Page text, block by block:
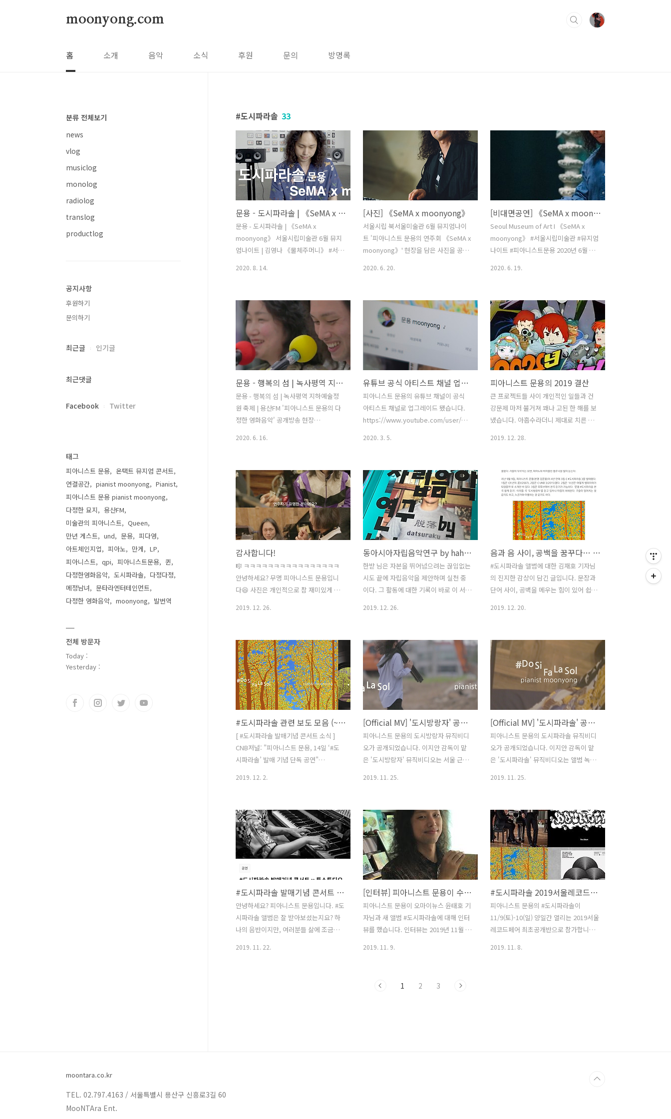
moonyong.com
홈 소개 음악 소식 후원 문의 방명록
도시파라솔 33
문용 - 도시파라솔 | 《SeMA x moonyong》 서울시립미술관 6월 뮤지엄나이트 | 김영나 《물체주머니》
문용 - 도시파라솔 | 《SeMA x
moonyong》 서울시립미술관 6월 뮤지
엄나이트 | 김영나 《물체주머니》 #서울
https://youtu.be/ZGPXOboTGjU "기
억과 사물의 의미를 재발견하길 바랍니
다." 김영나 디자이너의 말입니다. 저의
곡 '도시파라솔'에서는 '파라솔'이 사물로
등장하고 있습니다. 파라솔은 유희의 사
물인 동시에 누군가에겐 생계의 사물입니
다. 그렇지만 결국 다양한 색상의 조화로
귀결됩니다. 도시에는 다양한 색상의 사
람들이 모여 살며 서로 상처와 치유를 나
누며 삽니다. 도시의 파라솔은 빛과 그늘
을 가르지만 그 알록달록한 색채는 조화
2020. 8. 14.
[사진] 《SeMA x moonyong》
서울시립 북서울미술관 6월 뮤지엄나이
트 '피아니스트 문용의 연주회 《SeMA x
moonyong》' 현장을 담은 사진을 공개
고》 전시 공간에서 문용의 자작곡을 연
주 했습니다. 1. 탑의 그림자 x moon 2.
자동차 극장 x 도시방랑자 Part. II 김영나
(Na Kim) x 문용(moonyong) 《물체주
머니》 전시 공간에서 에어피아노 퍼포먼
스를 비롯한 문용의 자작곡을 연주 했습
니다. 3. 물체주머니 x 도시파라솔 4. 물체
그리기 x 에어피아노 '내면의 열정' Part.
III 레안드로 에를리치(Leandro Erlich) x
문용(moonyong)《레안드로 에를리치:
..
2020. 6. 20.
[비대면공연] 《SeMA x moonyong》| Seoul Museum of Art
Seoul Museum of Art I 《SeMA x
moonyong》 #서울시립미술관 #뮤지엄
나이트 #피아니스트문용 2020년 6월 뮤
이트는 피아니스트 문용이 서울시립 북서
울미술관의 전시 작품 앞에서 느낀 감정
을 피아노 연주로 해석한 비대면 온라인
공연입니다. - 프로그램 - [ 레안드로 에를
리치(Leandro Erlich) I 탑의 그림자 ] ♪
moon [ 레안드로 에를리치(Leandro
Erlich) I 자동차 극장 ] ♪ 도시방랑자 [ 김
영나 I 물체주머니 ] ♪ 도시파라솔 [ 김영
나 I 물체그리기 ] ♪ 내면의 열정 : air
piano perfor..
2020. 6. 19.
문용 - 행복의 섬 | 녹사평역 지하예술정원 축제 | 용산FM '피아니스트 문용의 다정한 영화음악' 공개방송 현장
문용 - 행복의 섬 | 녹사평역 지하예술정
원 축제 | 용산FM '피아니스트 문용의 다
정한 영화음악' 공개방송 현장
https://www.youtube.com/user/moonyong59/?
sub_confirmation=1 애플 뮤직에서 문
용 앨범 듣기:
https://music.apple.com/kr/artist/moonyong/1199085719
문용 LP/CD 구매하기:
https://moontara.co.kr 문용 팔로우
하기:
https://www.facebook.com/pianistmoonyong
https://www.instagram.com/moonyon..
2020. 6. 16.
유튜브 공식 아티스트 채널 업그레이드
피아니스트 문용의 유튜브 채널이 공식
아티스트 채널로 업그레이드 됐습니다.
https://www.youtube.com/user/moonyong59/?
스트 채널이 되면 유튜브에서 이름 옆에
작은 음표를 달아줍니다. 그 아래에는 뮤
직비디오 섹션과 앨범 섹션이 생깁니다.
유튜브 크리에이터 스튜디오에서 아티스
트 프로필을 작성할 수 있으며 메뉴에 콘
서트 탭이 생깁니다. 하지만 콘서트는 한
국에서는 아직 서비스가 되지 않는 듯하
며, 현재 비활성 상태입니다. 만약 잘못된
내용이라면 댓글 달아주세요 :) 공식 아티
스트 채널의 자격 기준은 아래와 같습니
다. 1..
2020. 3. 5.
피아니스트 문용의 2019 결산
큰 프로젝트들 사이 개인적인 일들과 건
강문제 마저 불거져 꽤나 고된 한 해를 보
냈습니다. 아홉수라더니 제대로 치른 듯
는 시간을 가지려 합니다. 1. 보헤미안 랩
소디 열풍에 따른 영부인밴드 활동 지난
해 말부터 불어닥친 뜻밖의 퀸 열풍에 영
부인밴드가 보기 드물게 바쁜 일정을 보
냈습니다. 섭외 문의로 전화에 불이 났지
만, 멤버 분들 사정상 거절해야 하는 것들
이 많았습니다. 그렇게 성사되지 않은 섭
외 페이만 해도 한 사람 연봉은 충분히 나
왔다고 하네요! 덕분에 진행 중이던 #도시
파라솔 앨범 작업은 한 차례 미루어졌습
니다. 볼륨 있는 일을 하던 도중에 또 다른
2019. 12. 28.
감사합니다!
🎼 ㅋㅋㅋㅋㅋㅋㅋㅋㅋㅋㅋㅋㅋㅋㅋㅋ
안녕하세요? 무명 피아니스트 문용입니
다😆 사진은 개인적으로 참 재미있게 보
해주셨던 공간이기도 한데요. 앨범과 콘
서트를 위해 아름다운 피아노 소리를 만
들어주신 조율사 선생님께서 친히 출연하
시고 연기까지 해주셨습니다. 진심 감사
합니다🙏 해당영상은 아래 링크에서 감상
하실 수 있습니다. ▶️
https://youtu.be/0EDFjGCInlI 콘서트
자리해주신 분들 그리고 설문 답변주신
분들께 감사의 뜻을 전합니다. 다행히 긍
정적인 피드백이 많아 앞으로의 여정에
큰 힘이 될 듯 합니다. 말씀주신 보완점 또
첨을 통한 선물을..
2019. 12. 26.
동아시아자립음악연구 by hahn vad
한받 님은 자본을 뛰어넘으려는 끊임없는
시도 끝에 자립음악을 제안하며 실천 중
이다. 그 활동에 대한 기록이 바로 이 서적
롭지 않아 참여하지 못한 아쉬움이 있다.
책에서 언급한 대다수의 현장들을 스쳐갔
지만 본인은 투쟁의지는 커녕 그저 관찰
자에 불과해, 한받 님 처럼 행동하고 실천
하는 사람 앞에서는 그저 겸손이 답이다.
한때 대안으로 여겨졌던 ‘인디’는 홍대 앞
에 갇혔고 시장에서는 ‘분류’되어 버렸으
며 주류로 부터 ‘배제’되었다. 말 처럼 독
립적일 것만 같았지만 태생부터 자본으로
부터 자유롭지 않은 듯한 ‘인디’는 홍대 앞
의 해체와 더불어 낡아빠져만 가다가 그
2019. 12. 26.
음과 음 사이, 공백을 꿈꾸다… 문용 3집 '도시방랑자'
#도시파라솔 앨범에 대한 김재호 기자님
의 진지한 감상이 담긴 글입니다. 문장과
단어 사이, 공백을 메우는 힘이 있어 쉽게
뷰] 4년만에 3집 발매한 피아니스트 문용
star.ohmynews.com
2019. 12. 20.
#도시파라솔 관련 보도 모음 (~2019.12.)
[ #도시파라솔 발매기념 콘서트 소식 ]
CNB저널: "피아니스트 문용, 14일 ‘#도
시파라솔’ 발매 기념 단독 공연"
트 문용 '#도시파라솔' 발매 기념 단독콘
서트 포스터. (사진 = 문타라엔터테인먼
트) 피아니스트 문용이 새 앨범을 내고 단
독 콘서트를 연다. 문타라엔터테인먼트는
피아니스트 문용이..
weekly.cnbnews.com 포춘코리아:
"도시인의 빛과 그늘...피아니스트 문용
의 #도시파라솔 LP발매기념 콘서트"
http://www.fortunekorea.co.kr/news/articleView.html?
idxno=11963 도시인..
2019. 12. 2.
[Official MV] '도시방랑자' 공식 뮤직비디오 공개
피아니스트 문용의 도시방랑자 뮤직비디
오가 공개되었습니다. 이지안 감독이 맡
은 '도시방랑자' 뮤직비디오는 서울 근교
노트입니다. 피아니스트 문용은 늘 곱슬
곱슬한 머리카락 사이에 햇살을 안고 으
허으허~하는 물개 웃음과 함께 나타난다.
박수를 치는 손이 참 곱다. 고운 손을 보며
생각했다. 이렇게 오랫동안 연주했는데
왜 아무도 못 알아듣는 거지? 그는 진짜
피아니스트가 맞는 것인가.. 도시방랑자
뮤직비디오는 그렇게 시작되었다. 모래바
람이 자욱한 황량한 공터 이승과 저승 사
이 어디쯤 아마도 전생에 못 이룬 피아니
스트의 꿈을 놓지 못하는 한 남자가 있다.
..
2019. 11. 25.
[Official MV] '도시파라솔' 공식 뮤직비디오 공개
피아니스트 문용의 도시파라솔 뮤직비디
오가 공개되었습니다. 이지안 감독이 맡
은 '도시파라솔' 뮤직비디오는 앨범 녹음
톤스튜디오 LIVE 일시; 2019.12.14.(토)
오후 5시 장소: 톤스튜디오 LIVE STUDIO
(서울 마포구 성미산로 64-5) 예매:
https://tumblbug.com/livedosifalasol
#도시파라솔 발매기념 콘서트 :: 톤스튜디
오 LIVE #도시파라솔 발매기념 콘서트에
자리해주세요. 앨범제작 후원인 1+1 티켓
혜택을 드립니다. www.tumblbug.com
멜론 Melon:
https://www.melon.com/album/detail.ht...
애..
2019. 11. 25.
#도시파라솔 발매기념 콘서트 텀블벅 오픈
안녕하세요? 피아니스트 문용입니다. #도
시파라솔 앨범은 잘 받아보셨는지요? 하
나의 음반이지만, 여러분들 삶에 조금이
2019. 11. 22.
[인터뷰] 피아니스트 문용이 수많은 '도시방랑자'에게 건네는 위로
피아니스트 문용이 오마이뉴스 윤태호 기
자님과 새 앨범 #도시파라솔에 대해 인터
뷰를 했습니다. 인터뷰는 2019년 11월 8
1. 도시파라솔 엘피 제작기 | Part 2. 새 앨
2019. 11. 9.
#도시파라솔 2019서울레코드페어 최초공개반
피아니스트 문용의 #도시파라솔이
11/9(토)-10(일) 양일간 열리는 2019서울
레코드페어 최초공개반으로 참가합니다.
2019. 11. 8.
1 2 3
분류 전체보기
news
vlog
musiclog
monolog
radiolog
translog
productlog
공지사항
후원하기
문의하기
최근글 인기글
최근댓글
Facebook Twitter
태그
피아니스트 문용
온택트 뮤지엄 콘서트
연결공간
pianist moonyong
Pianist
피아니스트 문용 pianist moonyong
다정한 묘지
용산FM
미술관의 피아니스트
Queen
만년 게스트
und 문용
피다영
아트체인지업
피아노 만게
LP
피아니스트
qpi 피아니스트문용
퀸
다정한영화음악
도시파라솔
다정다정
메정남녀
문타라엔터테인먼트
다정한 영화음악
moonyong 발번역
전체 방문자
Today :
Yesterday :
moontara.co.kr
TEL. 02.797.4163 / 서울특별시 용산구 신흥로3길 60
MooNTAra Ent.